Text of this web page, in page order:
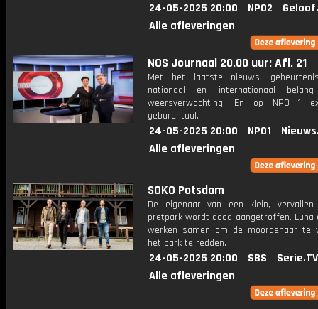
24-05-2025 20:00 NPO2
Alle afleveringen
NOS Journaal 20.00 uur: Afl. 21
Met het laatste nieuws,
nationaal en internationaal
weersverwachting. En op NPO 1
gebarentaal.
24-05-2025 20:00 NPO1
Alle afleveringen
SOKO Potsdam
De eigenaar van een klein, vervallen
pretpark wordt dood aangetroffen. Luna
werken samen om de moordenaar te
het park te redden.
24-05-2025 20:00 SBS
Serie.TV
Alle afleveringen